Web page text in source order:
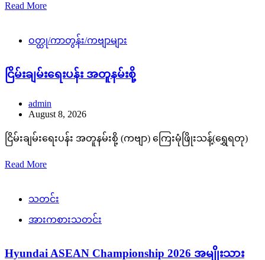
Read More
ဝတ္ထု/ကာတွန်း/ကဗျာများ
ငြိမ်းချမ်းရေးပန်း အတူနမ်းစို့
admin
August 8, 2026
ငြိမ်းချမ်းရေးပန်း အတူနမ်းစို့ (ကဗျာ) ကြေးမုံဖြိုးသန့်(ရွှေရတု)
Read More
သတင်း
အားကစားသတင်း
Hyundai ASEAN Championship 2026 အမျိုးသား